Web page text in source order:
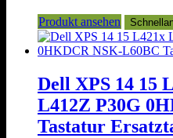
Produkt ansehen
Dell XPS 14 15
L412Z P30G
Tastatur